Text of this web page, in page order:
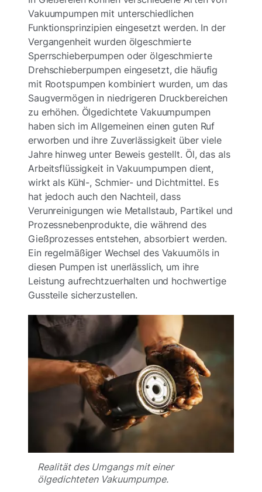
Vakuumpumpen mit unterschiedlichen
Funktionsprinzipien eingesetzt werden. In der
Vergangenheit wurden ölgeschmierte
Sperrschieberpumpen oder ölgeschmierte
Drehschieberpumpen eingesetzt, die häufig
mit Rootspumpen kombiniert wurden, um das
Saugvermögen in niedrigeren Druckbereichen
zu erhöhen. Ölgedichtete Vakuumpumpen
haben sich im Allgemeinen einen guten Ruf
erworben und ihre Zuverlässigkeit über viele
Jahre hinweg unter Beweis gestellt. Öl, das als
Arbeitsflüssigkeit in Vakuumpumpen dient,
wirkt als Kühl-, Schmier- und Dichtmittel. Es
hat jedoch auch den Nachteil, dass
Verunreinigungen wie Metallstaub, Partikel und
Prozessnebenprodukte, die während des
Gießprozesses entstehen, absorbiert werden.
Ein regelmäßiger Wechsel des Vakuumöls in
diesen Pumpen ist unerlässlich, um ihre
Leistung aufrechtzuerhalten und hochwertige
Gussteile sicherzustellen.
Realität des Umgangs mit einer
ölgedichteten Vakuumpumpe.